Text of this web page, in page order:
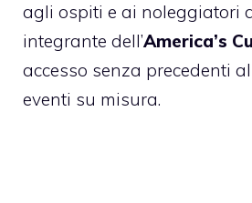
agli ospiti e ai noleggiatori
integrante dell’America’s
accesso senza precedenti
eventi su misura.